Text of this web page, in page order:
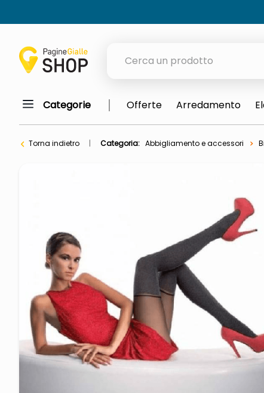
meme
italia independent occhiali
lucidatrice pavimenti
pattumiera raccolta
elenco telefonico
faro solare
Categorie Offerte Arredamento
Torna indietro Categoria: Abbigliamento e accessori